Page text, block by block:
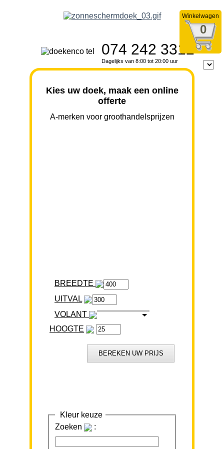
Winkelwagen
0
074 242 3312
Dagelijks van 8:00 tot 20:00 uur
Kies uw doek, maak een online
offerte
A-merken voor groothandelsprijzen
BREEDTE
VOLANT
HOOGTE
Kleur keuze
Zoeken
: